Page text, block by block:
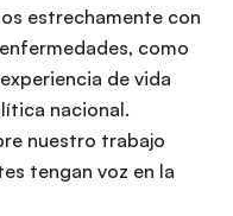
estrechamente con
como
de vida
nacional.
nuestro trabajo
tengan voz en la